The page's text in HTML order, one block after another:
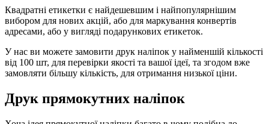
Квадратні етикетки є найдешевшим і найпопулярнішим
вибором для нових акцій, або для маркування конвертів
адресами, або у вигляді подарункових етикеток.
У нас ви можете замовити друк наліпок у найменшій кількості
від 100 шт, для перевірки якості та вашої ідеї, та згодом вже
замовляти більшу кількість, для отримання низької ціни.
Друк прямокутних наліпок